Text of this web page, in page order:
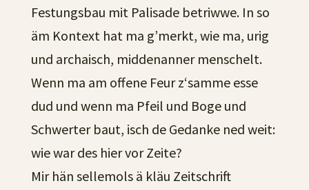
Festungsbau mit Palisade betriwwe. In so
äm Kontext hat ma g’merkt, wie ma, urig
und archaisch, middenanner menschelt.
Wenn ma am offene Feur z‘samme esse
dud und wenn ma Pfeil und Boge und
Schwerter baut, isch de Gedanke ned weit:
wie war des hier vor Zeite?
Mir hän sellemols ä kläu Zeitschrift